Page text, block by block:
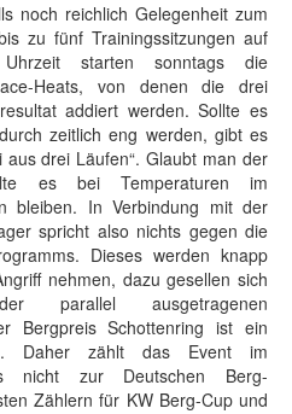
noch reichlich Gelegenheit zum
zu fünf Trainingssitzungen auf
starten sonntags die
Heats, von denen die drei
addiert werden. Sollte es
zeitlich eng werden, gibt es
drei Läufen“. Glaubt man der
es bei Temperaturen im
bleiben. In Verbindung mit der
spricht also nichts gegen die
Dieses werden knapp
nehmen, dazu gesellen sich
parallel ausgetragenen
Bergpreis Schottenring ist ein
Daher zählt das Event im
nicht zur Deutschen Berg-
Zählern für KW Berg-Cup und